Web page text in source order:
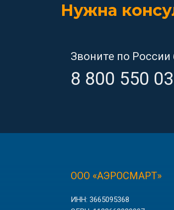
Нужна
Звоните по России
8 800 550
ООО «АЭРОСМАРТ»
ИНН: 3665095368